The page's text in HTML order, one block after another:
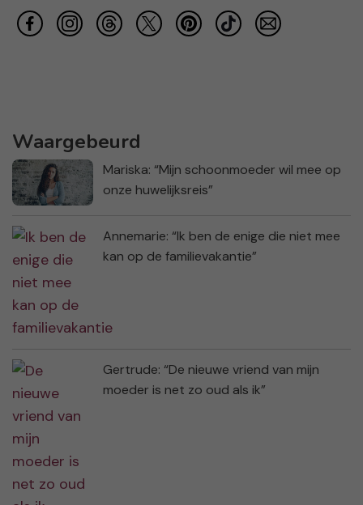
Waargebeurd
Mariska: “Mijn schoonmoeder wil mee op
onze huwelijksreis”
Annemarie: “Ik ben de enige die niet mee
kan op de familievakantie”
Gertrude: “De nieuwe vriend van mijn
moeder is net zo oud als ik”